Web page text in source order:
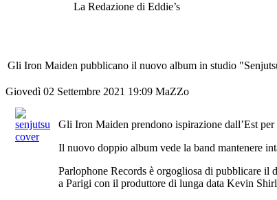
La Redazione di Eddie’s
Gli Iron Maiden pubblicano il nuovo album in studio
Giovedì 02 Settembre 2021 19:09 MaZZo
Gli Iron Maiden prendono ispirazione dall’Est
Il nuovo doppio album vede la band mantenere
Parlophone Records è orgogliosa di pubblicare il
a Parigi con il produttore di lunga data Kevin